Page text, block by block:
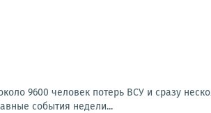
9600 человек потерь ВСУ и сразу
события недели...